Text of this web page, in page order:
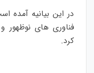
در این بیانیه
فناوری های
کرد.